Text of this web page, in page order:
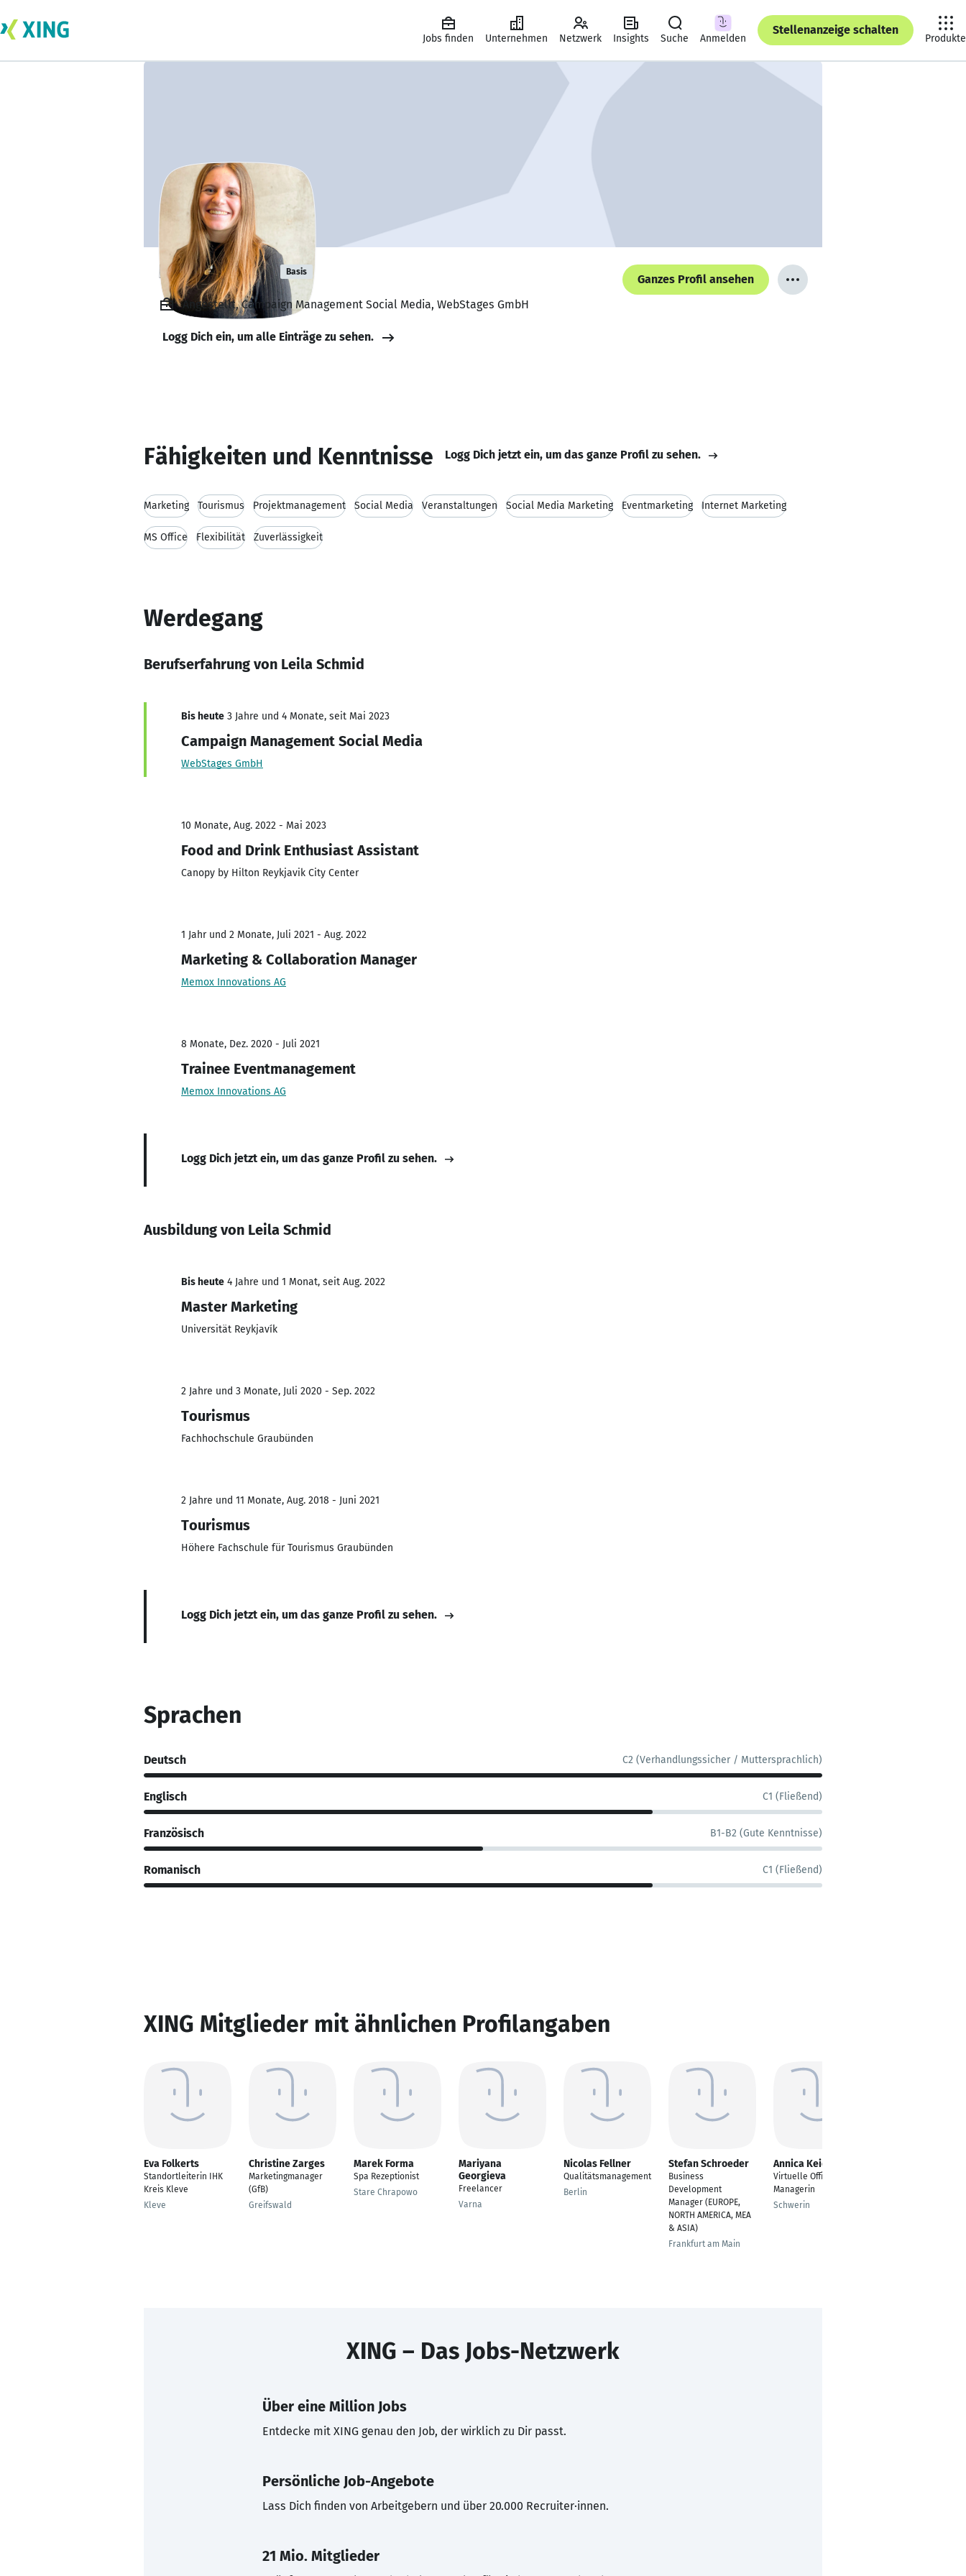
Jobs finden Unternehmen Netzwerk Insights Suche Anmelden
Stellenanzeige schalten
Produkte
Leila Schmid Basis
Ganzes Profil ansehen
Angestellt, Campaign Management Social Media, WebStages GmbH
Logg Dich ein, um alle Einträge zu sehen.
Fähigkeiten und Kenntnisse Logg Dich jetzt ein, um das ganze Profil zu sehen.
Marketing Tourismus Projektmanagement Social Media Veranstaltungen Social Media Marketing Eventmarketing Internet Marketing
MS Office Flexibilität Zuverlässigkeit
Werdegang
Berufserfahrung von Leila Schmid
Bis heute 3 Jahre und 4 Monate, seit Mai 2023
Campaign Management Social Media
WebStages GmbH
10 Monate, Aug. 2022 - Mai 2023
Food and Drink Enthusiast Assistant
Canopy by Hilton Reykjavik City Center
1 Jahr und 2 Monate, Juli 2021 - Aug. 2022
Marketing & Collaboration Manager
Memox Innovations AG
8 Monate, Dez. 2020 - Juli 2021
Trainee Eventmanagement
Memox Innovations AG
Logg Dich jetzt ein, um das ganze Profil zu sehen.
Ausbildung von Leila Schmid
Bis heute 4 Jahre und 1 Monat, seit Aug. 2022
Master Marketing
Universität Reykjavík
2 Jahre und 3 Monate, Juli 2020 - Sep. 2022
Tourismus
Fachhochschule Graubünden
2 Jahre und 11 Monate, Aug. 2018 - Juni 2021
Tourismus
Höhere Fachschule für Tourismus Graubünden
Logg Dich jetzt ein, um das ganze Profil zu sehen.
Sprachen
Deutsch C2 (Verhandlungssicher / Muttersprachlich)
Englisch C1 (Fließend)
Französisch B1-B2 (Gute Kenntnisse)
Romanisch C1 (Fließend)
XING Mitglieder mit ähnlichen Profilangaben
Eva Folkerts
Standortleiterin IHK
Kreis Kleve
Kleve
Christine Zarges
Marketingmanager
(GfB)
Greifswald
Marek Forma
Spa Rezeptionist
Stare Chrapowo
Mariyana
Georgieva
Freelancer
Varna
Nicolas Fellner
Qualitätsmanagement
Berlin
Stefan Schroeder
Business
Development
Manager (EUROPE,
NORTH AMERICA, MEA
& ASIA)
Frankfurt am Main
Annica Keichel
Virtuelle Office
Managerin
Schwerin
XING – Das Jobs-Netzwerk
Über eine Million Jobs
Entdecke mit XING genau den Job, der wirklich zu Dir passt.
Persönliche Job-Angebote
Lass Dich finden von Arbeitgebern und über 20.000 Recruiter·innen.
21 Mio. Mitglieder